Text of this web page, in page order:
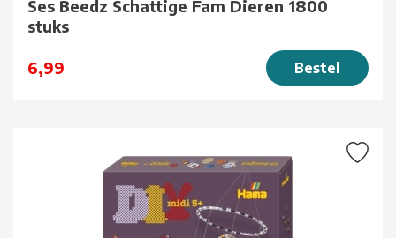
Ses Beedz Schattige Fam Dieren 1800
stuks
6,99 Bestel